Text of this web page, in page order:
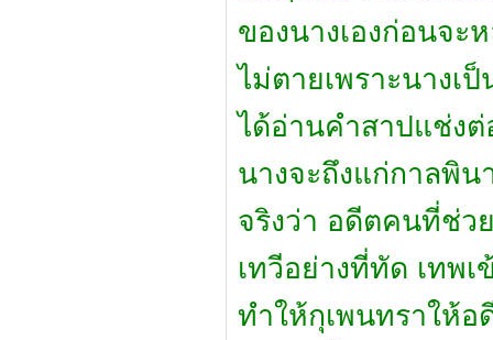
ของนางเองก่อนจะ
ไม่ตายเพราะนางเ
ได้อ่านคำสาปแช่ง
นางจะถึงแก่กาลพิ
จริงว่า อดีตคนที่ช่ว
เทวีอย่างที่ทัด เทพ
ทำให้กุเพนทราให้